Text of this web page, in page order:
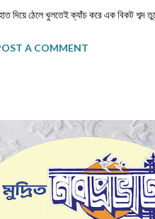
দিয়ে ঠেলে খুলতেই ক্যাঁচ করে এক বিকট শব্দ
আজও একইভাবে দাঁড়িয়ে আছে উঠোনের
তুলতে হবে। দেখতে দেখতে মহালয়ার দিন
কণ্ঠে চণ্ডীপাঠ শুরু হতেই সারা বাড়ি যেন এক
থেকেই শুরু হয়ে যেত মা, কাকিমা আর
মিষ্টি তৈরির ধুম পড়ে ...
A COMMENT